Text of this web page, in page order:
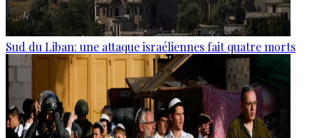
Sud du Liban: une attaque israéliennes fait quatre morts